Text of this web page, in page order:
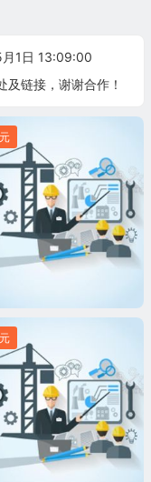
1日 13:09:00
链接，谢谢合作！